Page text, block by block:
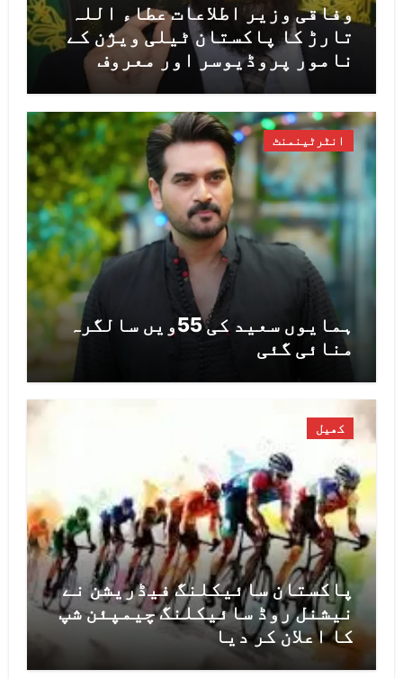
وفاقی وزیر اطلاعات عطاء اللہ
تارڑ کا پاکستان ٹیلی ویژن کے
نامور پروڈیوسر اور معروف
شاعر محمد سلیم طاہر کے انتقال
پر اظہارِ افسوس
انٹرٹینمنٹ
ہمایوں سعید کی 55ویں سالگرہ
منائی گئی
کھیل
پاکستان سائیکلنگ فیڈریشن نے
نیشنل روڈ سائیکلنگ چیمپئن شپ
کا اعلان کر دیا